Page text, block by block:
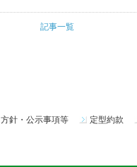
記事一覧
方針・公示事項等 定型約款